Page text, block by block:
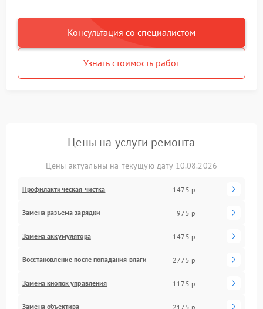
Консультация со специалистом
Узнать стоимость работ
Цены на услуги ремонта
Цены актуальны на текущую дату 10.08.2026
Профилактическая чистка 1475 р
Замена разъема зарядки 975 р
Замена аккумулятора 1475 р
Восстановление после попадания влаги 2775 р
Замена кнопок управления 1175 р
Замена объектива 2175 р